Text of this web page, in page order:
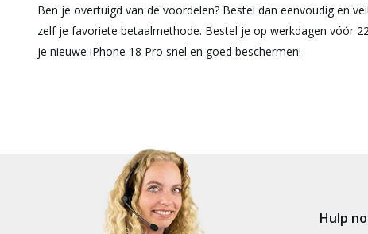
Ben je overtuigd van de voordelen? Bestel dan eenvoudig en
zelf je favoriete betaalmethode. Bestel je op werkdagen vóór
je nieuwe iPhone 18 Pro snel en goed beschermen!
Hulp